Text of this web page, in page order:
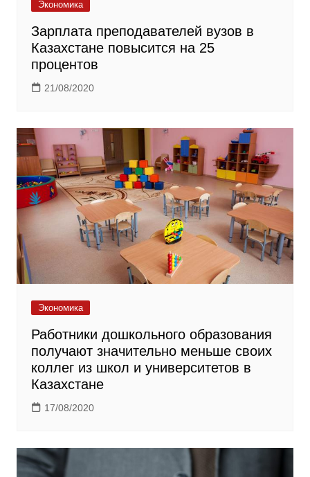
Экономика
Зарплата преподавателей вузов в
Казахстане повысится на 25
процентов
21/08/2020
Экономика
Работники дошкольного образования
получают значительно меньше своих
коллег из школ и университетов в
Казахстане
17/08/2020